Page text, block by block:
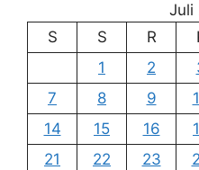
Juli
S
S R
1
2
7
8 9
14
15 16
21
22 23